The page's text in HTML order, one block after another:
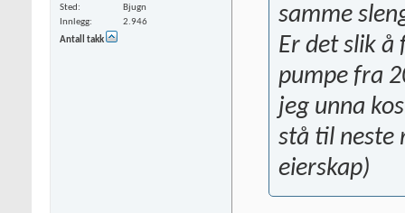
Sted
Bjugn
Innlegg
2.946
Antall takk
samme
Er det slik å
pumpe fra
jeg unna
stå til neste
eierskap)